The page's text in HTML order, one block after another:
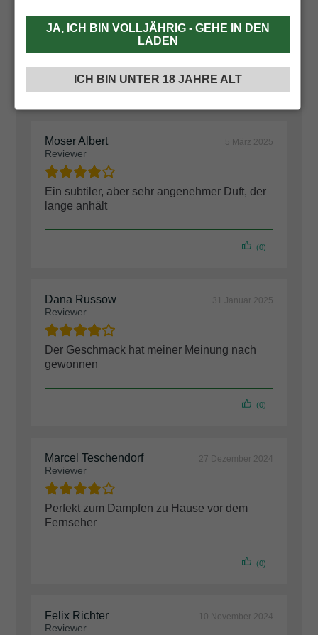
Moser Albert
Reviewer
5 März 2025
Ein subtiler, aber sehr angenehmer Duft, der
lange anhält
(0)
Dana Russow
Reviewer
31 Januar 2025
Der Geschmack hat meiner Meinung nach
gewonnen
(0)
Marcel Teschendorf
Reviewer
27 Dezember 2024
Perfekt zum Dampfen zu Hause vor dem
Fernseher
(0)
Felix Richter
Reviewer
10 November 2024
JA, ICH BIN VOLLJÄHRIG - GEHE IN DEN
LADEN
ICH BIN UNTER 18 JAHRE ALT